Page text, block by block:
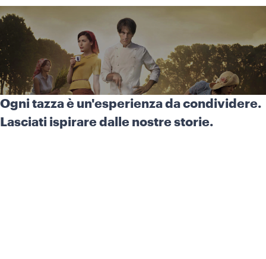
Ogni tazza è un'esperienza da condividere.
Lasciati ispirare dalle nostre storie.